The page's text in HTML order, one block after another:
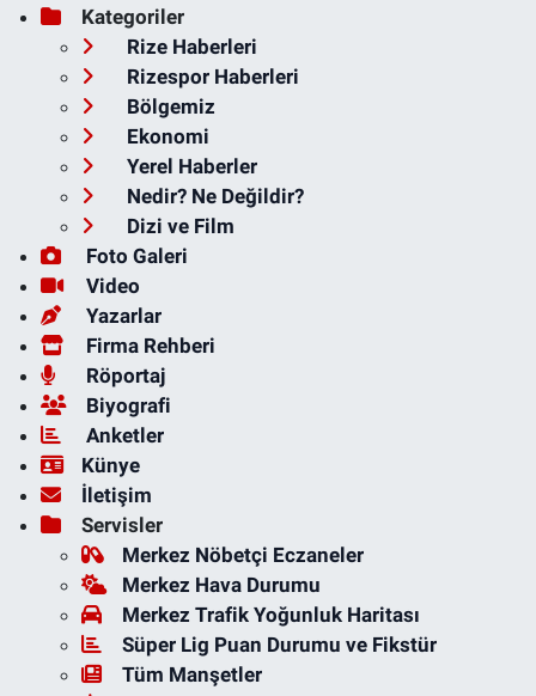
Kategoriler
Rize Haberleri
Rizespor Haberleri
Bölgemiz
Ekonomi
Yerel Haberler
Nedir? Ne Değildir?
Dizi ve Film
Foto Galeri
Video
Yazarlar
Firma Rehberi
Röportaj
Biyografi
Anketler
Künye
İletişim
Servisler
Merkez Nöbetçi Eczaneler
Merkez Hava Durumu
Merkez Trafik Yoğunluk Haritası
Süper Lig Puan Durumu ve Fikstür
Tüm Manşetler